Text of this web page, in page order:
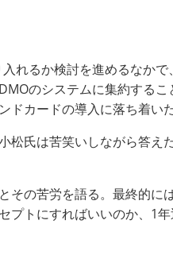
れるか検討を進めるなか
のシステムに集約する
カードの導入に落ち着いた
氏は苦笑いしながら答
の苦労を語る。最終的
トにすればいいのか、1年